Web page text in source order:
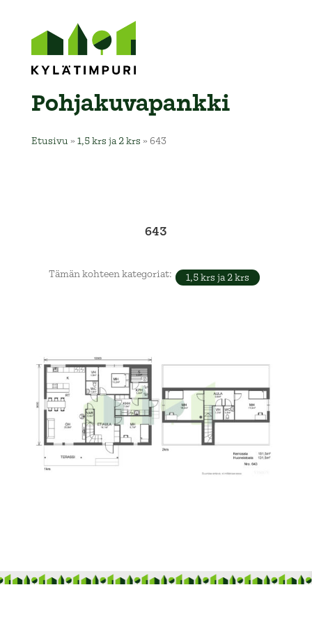
Pohja­kuva­pankki
Etusivu» 1,5 krs ja 2 krs » 643
643
Tämän kohteen kategoriat: 1,5 krs ja 2 krs